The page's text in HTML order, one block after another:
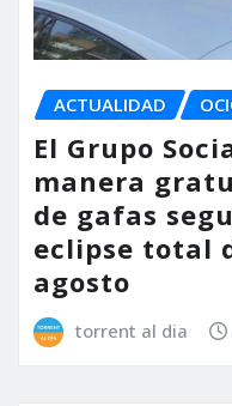
ACTUALIDAD
El Grupo
manera
de gafas
eclipse total
agosto
torrent al dia